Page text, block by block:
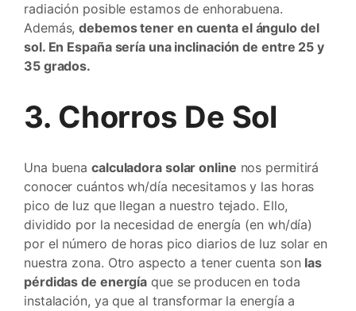
radiación posible estamos de enhorabuena.
Además,debemos tener en cuenta el ángulo del
sol. En España sería una inclinación de entre 25 y
35 grados.
3. Chorros De Sol
Una buena calculadora solar online nos permitirá
conocer cuántos wh/día necesitamos y las horas
pico de luz que llegan a nuestro tejado. Ello,
dividido por la necesidad de energía (en wh/día)
por el número de horas pico diarios de luz solar en
nuestra zona. Otro aspecto a tener cuenta son las
pérdidas de energía que se producen en toda
instalación, ya que al transformar la energía a